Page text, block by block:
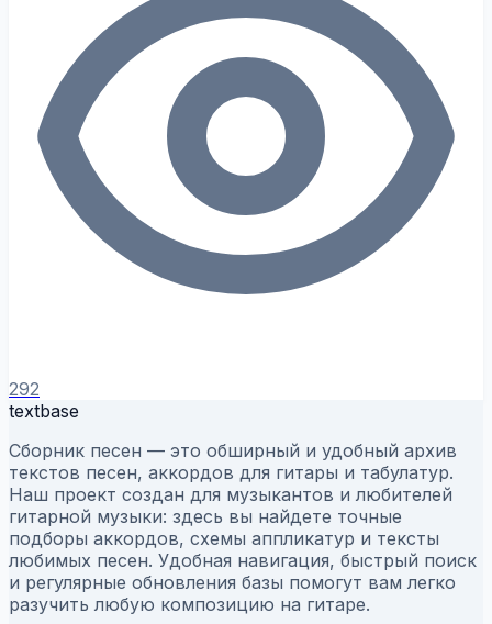
292
textbase
Сборник песен — это обширный и удобный архив
текстов песен, аккордов для гитары и табулатур.
Наш проект создан для музыкантов и любителей
гитарной музыки: здесь вы найдете точные
подборы аккордов, схемы аппликатур и тексты
любимых песен. Удобная навигация, быстрый поиск
и регулярные обновления базы помогут вам легко
разучить любую композицию на гитаре.